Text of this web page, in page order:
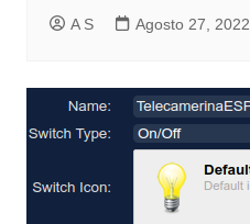
A S Agosto 27, 2022